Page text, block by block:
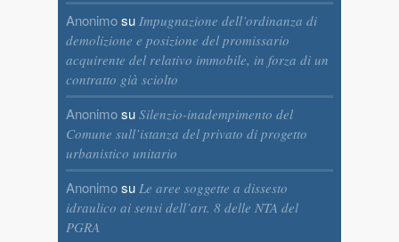
Anonimosu Impugnazione dell’ordinanza di
demolizione e posizione del promissario
acquirente del relativo immobile, in forza di un
contratto già sciolto
Anonimosu Silenzio-inadempimento del
Comune sull’istanza del privato di progetto
urbanistico unitario
Anonimosu Le aree soggette a dissesto
idraulico ai sensi dell’art. 8 delle NTA del
PGRA